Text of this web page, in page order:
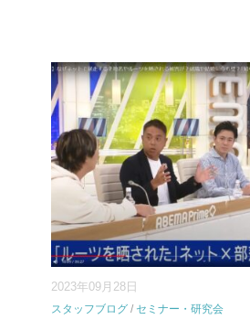
2023年09月28日
スタッフブログ / セミナー・研究会